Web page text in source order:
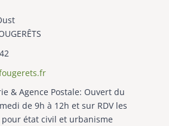
& Agence Postale: Ouvert du
de 9h à 12h et sur RDV les
état civil et urbanisme